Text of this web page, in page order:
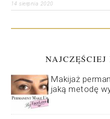
14 sierpnia 2020
Makijaż
jaką metodę